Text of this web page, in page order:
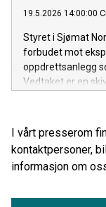
19.5.2026 14:00:00
Styret i Sjømat
forbudet mot
oppdrettsanlegg
Vedtaket er en
I vårt presserom
kontaktpersoner,
informasjon om